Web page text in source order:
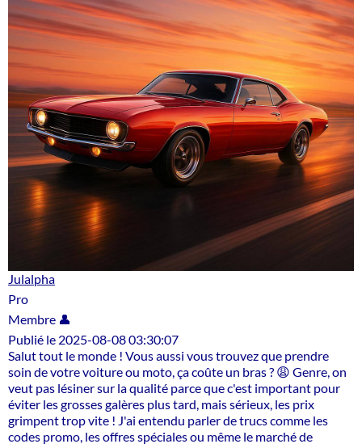
Julalpha
Pro
Membre 👤
Publié le 2025-08-08 03:30:07
Salut tout le monde ! Vous aussi vous trouvez que prendre
soin de votre voiture ou moto, ça coûte un bras ? 😩 Genre, on
veut pas lésiner sur la qualité parce que c'est important pour
éviter les grosses galères plus tard, mais sérieux, les prix
grimpent trop vite ! J'ai entendu parler de trucs comme les
codes promo, les offres spéciales ou même le marché de